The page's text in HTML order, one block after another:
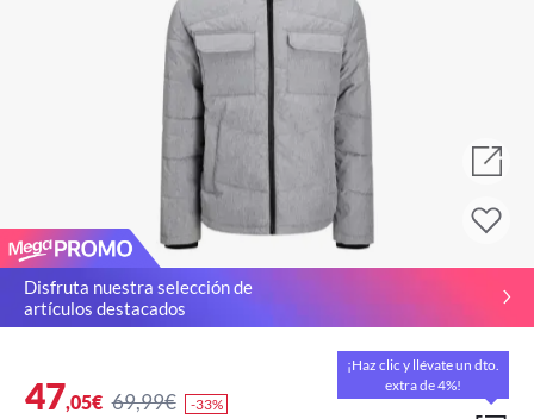
Disfruta nuestra selección de
artículos destacados
47,05€ 69,99€ -33%
¡Haz clic y llévate un dto.
extra de 4%!